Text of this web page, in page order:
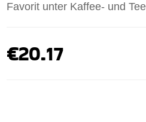
Favorit unter Kaffee- und
€20.17